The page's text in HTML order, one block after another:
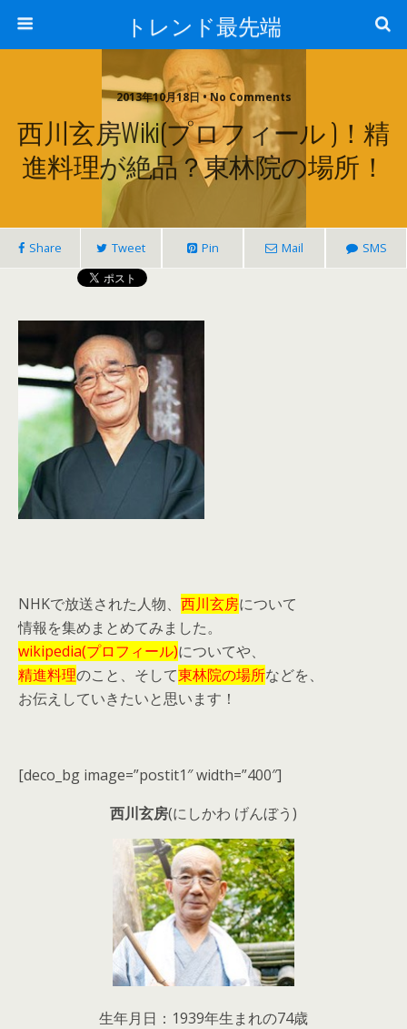
トレンド最先端
2013年10月18日 • No Comments
西川玄房wiki(プロフィール )！精
進料理が絶品？東林院の場所！
Share Tweet Pin Mail SMS
NHKで放送された人物、 西川玄房について
情報を集めまとめてみました。
wikipedia(プロフィール)についてや、
精進料理のこと、そして東林院の場所などを、
お伝えしていきたいと思います！
[deco_bg image=”postit1″ width=”400″]
西川玄房(にしかわ げんぼう)
生年月日：1939年生まれの74歳